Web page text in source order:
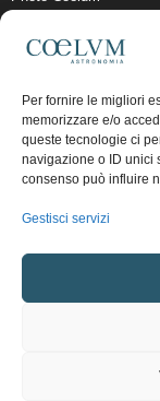
Per fornire le migliori
memorizzare e/o
queste tecnologie ci
navigazione o ID unici
consenso può influire
Gestisci servizi
News di Astronomia
Cielo del Mese
Astronomia,
Articoli e Risorse On-